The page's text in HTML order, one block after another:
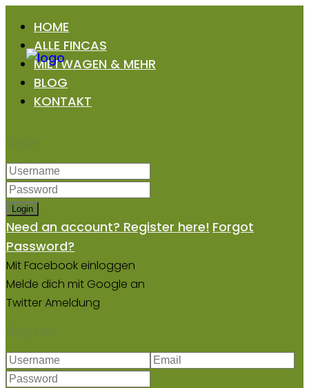
HOME
ALLE FINCAS
MIETWAGEN & MEHR
BLOG
KONTAKT
Login
Login
Need an account? Register here! Forgot
Password?
Mit Facebook einloggen
Melde dich mit Google an
Twitter Ameldung
Register